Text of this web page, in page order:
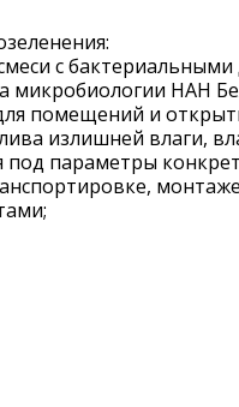
с
микробиологии НАН
помещений и
излишней влаги,
параметры